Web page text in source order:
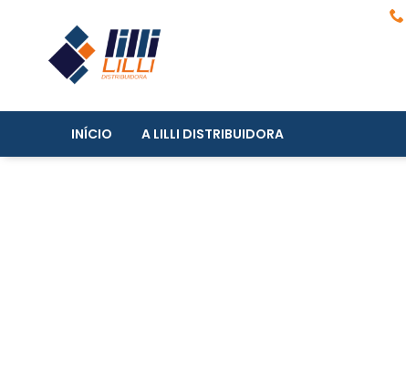
INÍCIO A LILLI DISTRIBUIDORA